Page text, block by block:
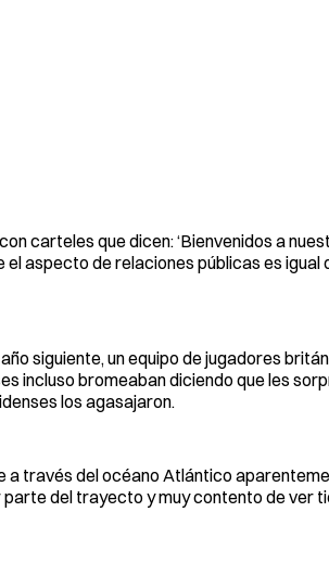
carteles que dicen: ‘Bienvenidos a
el aspecto de relaciones públicas es igual
siguiente, un equipo de jugadores
incluso bromeaban diciendo que les
los agasajaron.
a través del océano Atlántico
del trayecto y muy contento de ver